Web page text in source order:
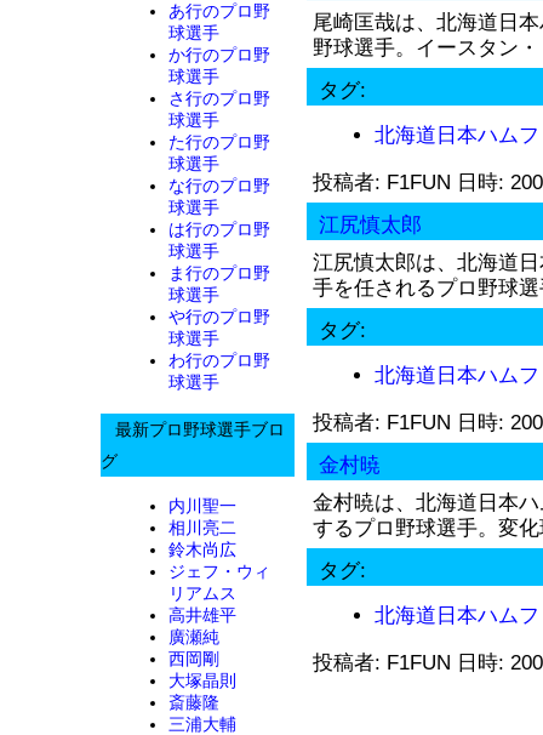
あ行のプロ野
球選手
か行のプロ野
球選手
さ行のプロ野
球選手
た行のプロ野
球選手
な行のプロ野
球選手
は行のプロ野
球選手
ま行のプロ野
球選手
や行のプロ野
球選手
わ行のプロ野
球選手
最新プロ野球選手ブロ
グ
内川聖一
相川亮二
鈴木尚広
ジェフ・ウィ
リアムス
高井雄平
廣瀬純
西岡剛
大塚晶則
斎藤隆
三浦大輔
尾崎匡哉は、北海道日
野球選手。イースタン
タグ:
北海道日本ハム
投稿者: F1FUN 日時:
江尻慎太郎
江尻慎太郎は、北海道
手を任されるプロ野球
タグ:
北海道日本ハム
投稿者: F1FUN 日時:
金村暁
金村暁は、北海道日本
するプロ野球選手。変
タグ:
北海道日本ハム
投稿者: F1FUN 日時: